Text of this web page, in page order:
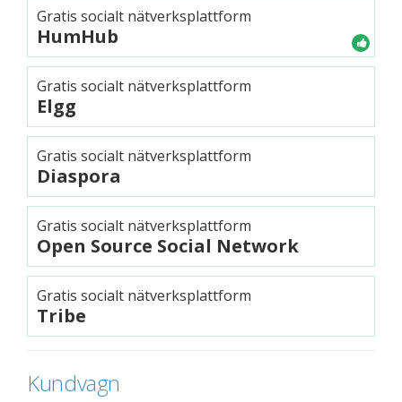
Gratis socialt nätverksplattform
HumHub
Gratis socialt nätverksplattform
Elgg
Gratis socialt nätverksplattform
Diaspora
Gratis socialt nätverksplattform
Open Source Social Network
Gratis socialt nätverksplattform
Tribe
Kundvagn